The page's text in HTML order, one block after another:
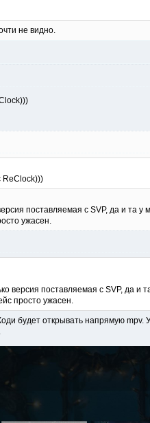
не видно.
ReClock)))
поставляемая с SVP, да и та
ужасен.
версия поставляемая с SVP, да и
просто ужасен.
будет открывать напрямую